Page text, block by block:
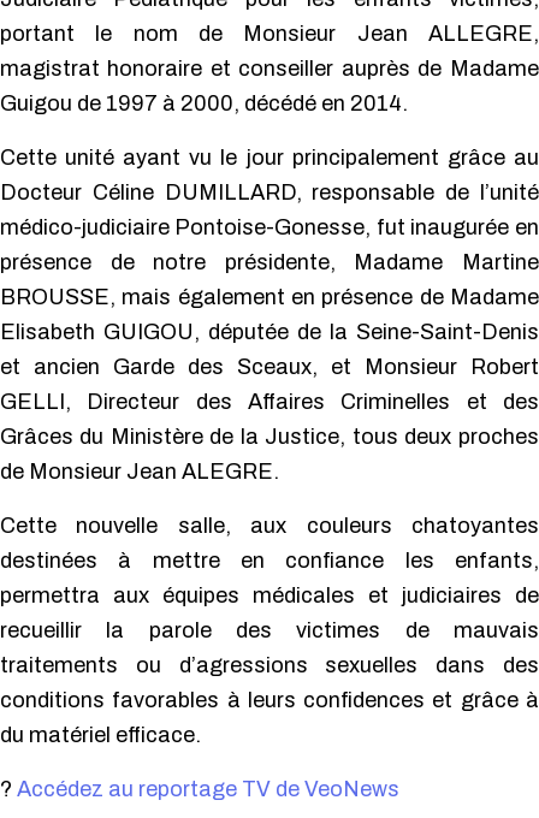
portant le nom de Monsieur Jean ALLEGRE,
magistrat honoraire et conseiller auprès de Madame
Guigou de 1997 à 2000, décédé en 2014.
Cette unité ayant vu le jour principalement grâce au
Docteur Céline DUMILLARD, responsable de l’unité
médico-judiciaire Pontoise-Gonesse, fut inaugurée en
présence de notre présidente, Madame Martine
BROUSSE, mais également en présence de Madame
Elisabeth GUIGOU, députée de la Seine-Saint-Denis
et ancien Garde des Sceaux, et Monsieur Robert
GELLI, Directeur des Affaires Criminelles et des
Grâces du Ministère de la Justice, tous deux proches
de Monsieur Jean ALEGRE.
Cette nouvelle salle, aux couleurs chatoyantes
destinées à mettre en confiance les enfants,
permettra aux équipes médicales et judiciaires de
recueillir la parole des victimes de mauvais
traitements ou d’agressions sexuelles dans des
conditions favorables à leurs confidences et grâce à
du matériel efficace.
? Accédez au reportage TV de VeoNews